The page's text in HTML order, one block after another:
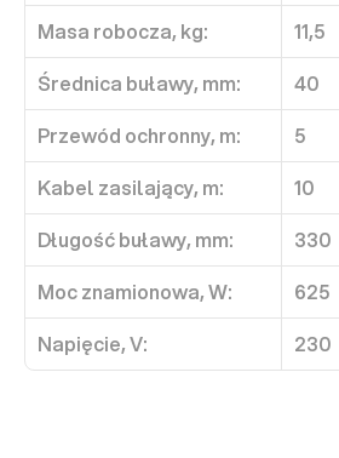
Masa robocza, kg:
11,5
Średnica buławy, mm:
40
Przewód ochronny, m:
5
Kabel zasilający, m:
10
Długość buławy, mm:
330
Moc znamionowa, W:
625
Napięcie, V:
230